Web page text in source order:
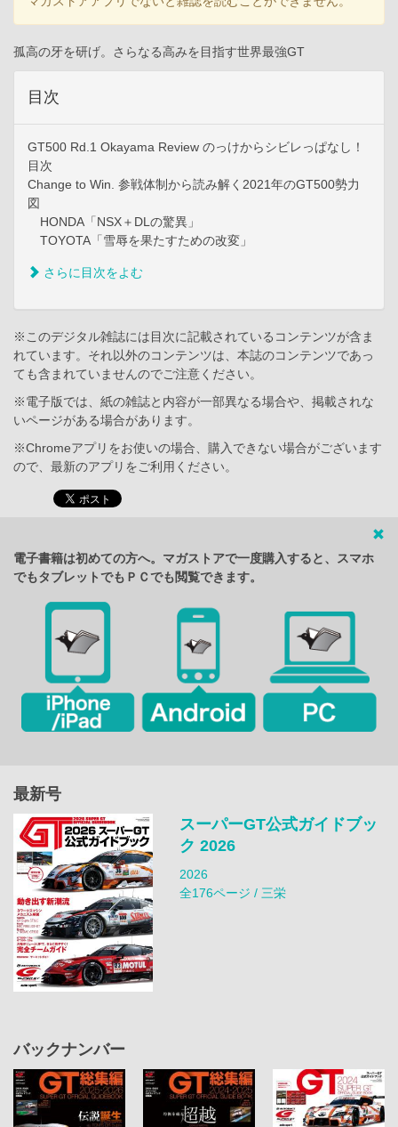
孤高の牙を研げ。さらなる高みを目指す世界最強GT
目次
GT500 Rd.1 Okayama Review のっけからシビレっぱなし！
目次
Change to Win. 参戦体制から読み解く2021年のGT500勢力
図
HONDA「NSX＋DLの驚異」
TOYOTA「雪辱を果たすための改変」
さらに目次をよむ
※このデジタル雑誌には目次に記載されているコンテンツが含ま
れています。それ以外のコンテンツは、本誌のコンテンツであっ
ても含まれていませんのでご注意ください。
※電子版では、紙の雑誌と内容が一部異なる場合や、掲載されな
いページがある場合があります。
※Chromeアプリをお使いの場合、購入できない場合がございます
ので、最新のアプリをご利用ください。
電子書籍は初めての方へ。マガストアで一度購入すると、スマホ
でもタブレットでもＰＣでも閲覧できます。
最新号
スーパーGT公式ガイドブッ
ク 2026
2026
全176ページ / 三栄
バックナンバー